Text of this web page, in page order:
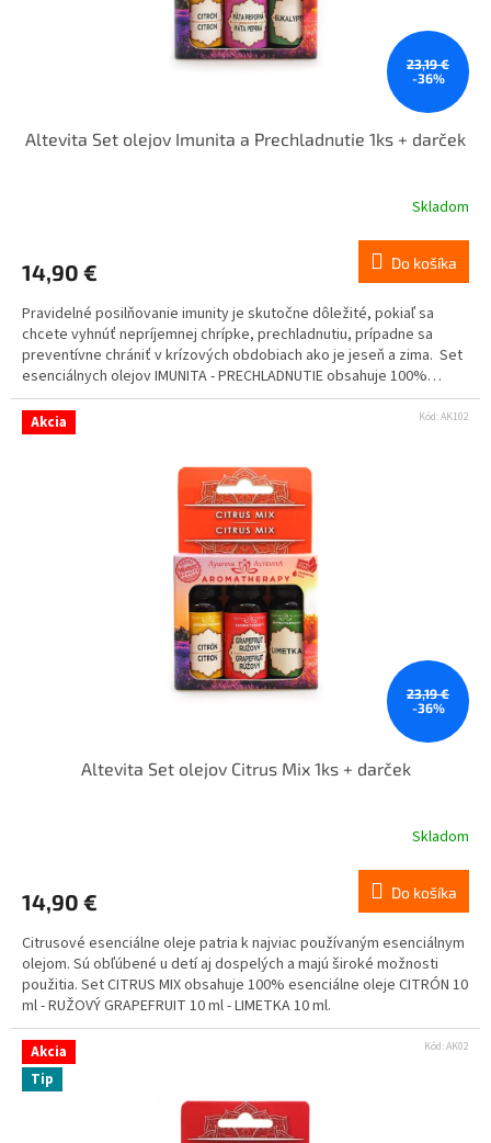
23,19 €
-36%
Altevita Set olejov Imunita a Prechladnutie 1ks + darček
Skladom
14,90 € Do košíka
Pravidelné posilňovanie imunity je skutočne dôležité, pokiaľ sa
chcete vyhnúť nepríjemnej chrípke, prechladnutiu, prípadne sa
preventívne chrániť v krízových obdobiach ako je jeseň a zima. Set
esenciálnych olejov IMUNITA - PRECHLADNUTIE obsahuje 100%
esenciálny olej CITRÓN 10 ml - PEPPERMINT 10 ml - EUKALYPTUS 10
ml.Akcia
23,19 €
-36%
Altevita Set olejov Citrus Mix 1ks + darček
Skladom
14,90 € Do košíka
Citrusové esenciálne oleje patria k najviac používaným esenciálnym
olejom. Sú obľúbené u detí aj dospelých a majú široké možnosti
použitia. Set CITRUS MIX obsahuje 100% esenciálne oleje CITRÓN 10
ml - RUŽOVÝ GRAPEFRUIT 10 ml - LIMETKA 10 ml.
Kód:AK102
Akcia
Tip
Kód:AK02